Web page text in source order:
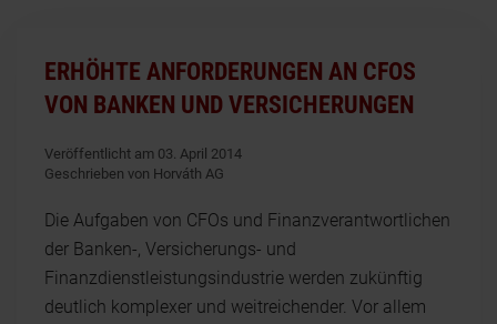
ERHÖHTE ANFORDERUNGEN AN CFOS
VON BANKEN UND VERSICHERUNGEN
Veröffentlicht am 03. April 2014
Geschrieben von Horváth AG
Die Aufgaben von CFOs und Finanzverantwortlichen
der Banken-, Versicherungs- und
Finanzdienstleistungsindustrie werden zukünftig
deutlich komplexer und weitreichender. Vor allem